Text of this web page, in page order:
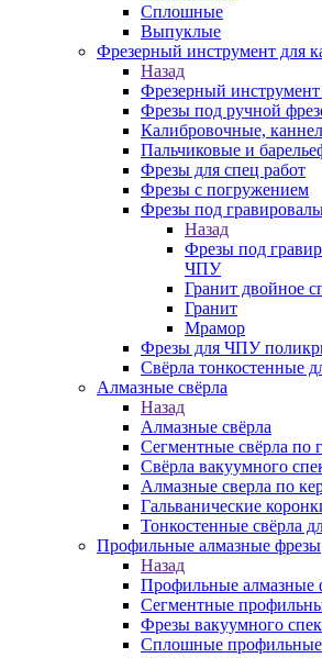
Сплошные
Выпуклые
Фрезерный инструмент для
Назад
Фрезерный
Фрезы под ручной
Калибровочные,
Пальчиковые и
Фрезы для спец работ
Фрезы с погружением
Фрезы под
Назад
Фрезы под
ЧПУ
Гранит двойное
Гранит
Мрамор
Фрезы для ЧПУ
Свёрла тонкостенные
Алмазные свёрла
Назад
Алмазные свёрла
Сегментные свёрла по
Свёрла вакуумного
Алмазные сверла по
Гальванические
Тонкостенные свёрла
Профильные алмазные фрезы
Назад
Профильные алмазные
Сегментные
Фрезы вакуумного
Сплошные